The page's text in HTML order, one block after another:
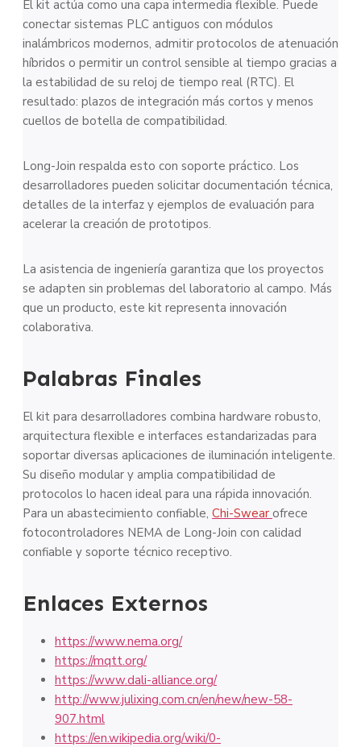
El kit actúa como una capa intermedia flexible. Puede
conectar sistemas PLC antiguos con módulos
inalámbricos modernos, admitir protocolos de atenuación
híbridos o permitir un control sensible al tiempo gracias a
la estabilidad de su reloj de tiempo real (RTC). El
resultado: plazos de integración más cortos y menos
cuellos de botella de compatibilidad.
Long-Join respalda esto con soporte práctico. Los
desarrolladores pueden solicitar documentación técnica,
detalles de la interfaz y ejemplos de evaluación para
acelerar la creación de prototipos.
La asistencia de ingeniería garantiza que los proyectos
se adapten sin problemas del laboratorio al campo. Más
que un producto, este kit representa innovación
colaborativa.
Palabras Finales
El kit para desarrolladores combina hardware robusto,
arquitectura flexible e interfaces estandarizadas para
soportar diversas aplicaciones de iluminación inteligente.
Su diseño modular y amplia compatibilidad de
protocolos lo hacen ideal para una rápida innovación.
Para un abastecimiento confiable, Chi-Swear ofrece
fotocontroladores NEMA de Long-Join con calidad
confiable y soporte técnico receptivo.
Enlaces Externos
https://www.nema.org/
https://mqtt.org/
https://www.dali-alliance.org/
http://www.julixing.com.cn/en/new/new-58-
907.html
https://en.wikipedia.org/wiki/0-